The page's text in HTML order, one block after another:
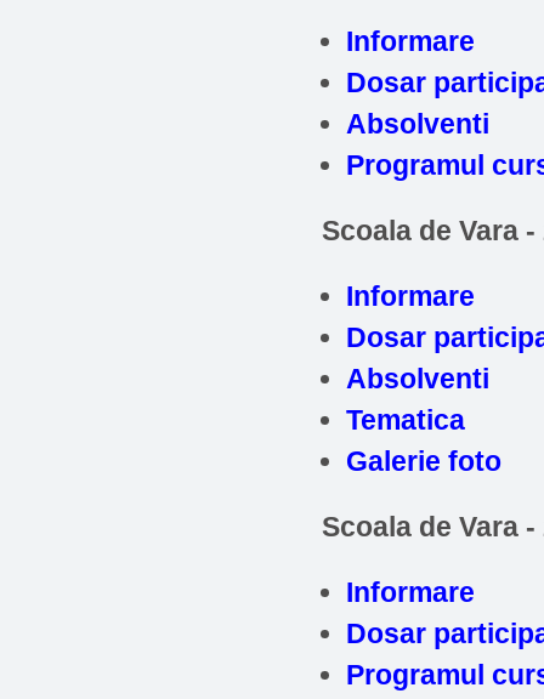
Informare
Dosar
Absolventi
Programul
Scoala de Vara -
Informare
Dosar
Absolventi
Tematica
Galerie foto
Scoala de Vara -
Informare
Dosar
Programul